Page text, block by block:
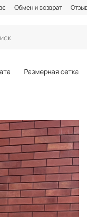
Обмен и возврат
Размерная сетка